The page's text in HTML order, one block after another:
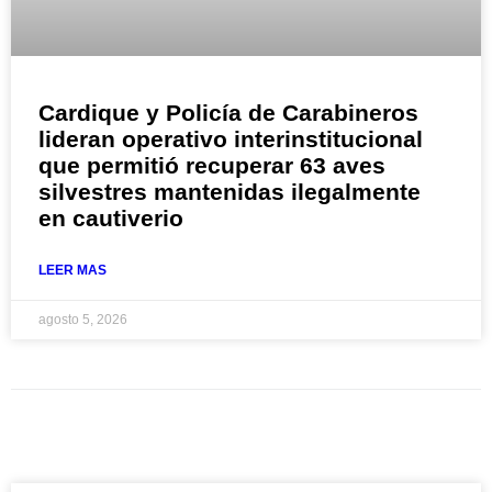
Cardique y Policía de Carabineros
lideran operativo interinstitucional
que permitió recuperar 63 aves
silvestres mantenidas ilegalmente
en cautiverio
LEER MAS
agosto 5, 2026